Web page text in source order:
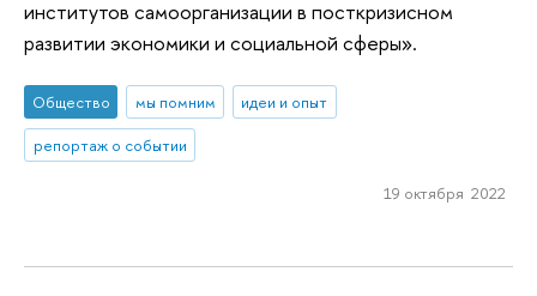
институтов самоорганизации в посткризисном
развитии экономики и социальной сферы».
Общество мы помним
идеи и опыт
репортаж о событии
19 октября 2022